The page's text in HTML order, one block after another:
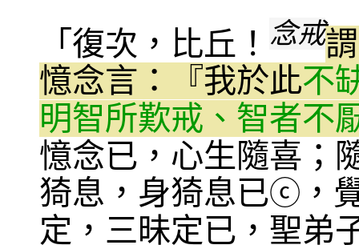
「復次，比丘！ 念戒
憶念言：『我於此不
明智所歎戒、智者不
憶念已，心生隨喜；
猗息，身猗息已ⓒ ，
定，三昧定已，聖弟